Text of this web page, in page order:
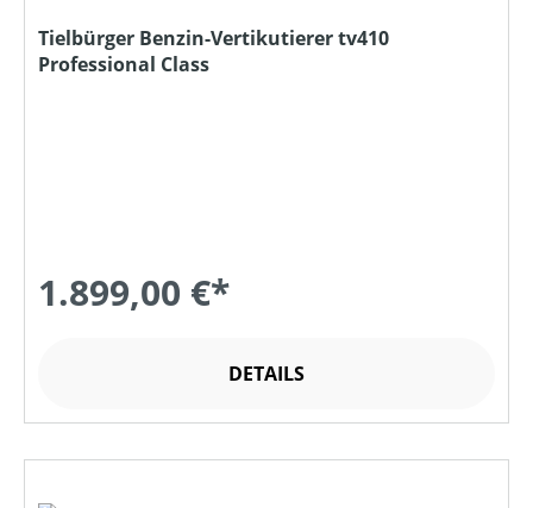
Tielbürger Benzin-Vertikutierer tv410
Professional Class
1.899,00 €*
DETAILS